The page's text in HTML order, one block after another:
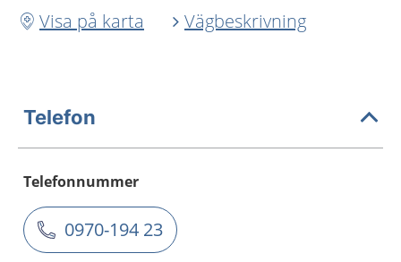
Visa på karta
Vägbeskrivning
Telefon
Telefonnummer
0970-194 23